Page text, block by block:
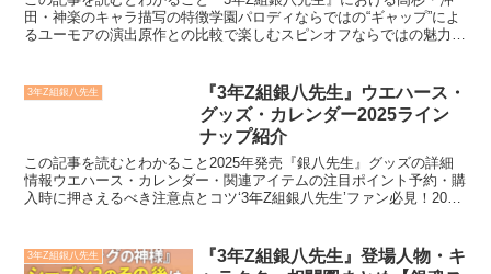
田・神楽のキャラ描写の特徴学園パロディならではの“ギャップ”によ
るユーモアの演出原作との比較で楽しむスピンオフならではの魅力
3年Z組銀八先生
『3年Z組銀八先生』ウエハース・
グッズ・カレンダー2025ライン
ナップ紹介
この記事を読むとわかること2025年発売『銀八先生』グッズの詳細
情報ウエハース・カレンダー・関連アイテムの注目ポイント予約・購
入時に押さえるべき注意点とコツ‘3年Z組銀八先生’ファン必見！2025
3年Z組銀八先生
『3年Z組銀八先生』登場人物・キ